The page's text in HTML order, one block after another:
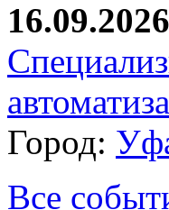
16.09.2026
Город:
Все